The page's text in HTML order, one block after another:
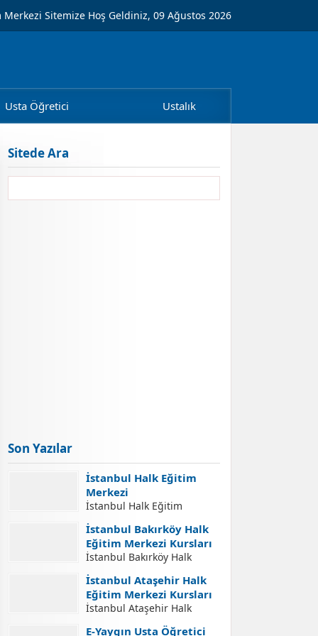
Merkezi Sitemize Hoş Geldiniz, 09 Ağustos 2026
Usta Öğretici Ustalık
Sitede Ara
Son Yazılar
İstanbul Halk Eğitim
Merkezi
İstanbul Halk Eğitim
Merkezi İletişim Adresleri
İstanbul Halk Eğitim
Merkezi İletişim Bilgileri,
İstanbul Halk Eğitim
Merkezleri Adresleri, Halk
Eğitim Merkezlerinde Açılan
Kurslara Kurs Kayıt
İşlemleri Nasıl Yapılır.
İstanbul Bakırköy Halk
Eğitim Merkezi Kursları
İstanbul Bakırköy Halk
Eğitim Merkezi Kursları
İstanbul Bakırköy Halk
Eğitim Merkezi Açılabilecek
Kursları. İstanbul Bakırköy
Halk Eğitim Merkezi Kurs
İstanbul Ataşehir Halk
Eğitim Merkezi Kursları
İstanbul Ataşehir Halk
Eğitim Merkezi Kursları
E-Yaygın Usta Öğretici